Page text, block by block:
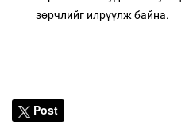
зөрчлийг илрүүлж байна.
Post